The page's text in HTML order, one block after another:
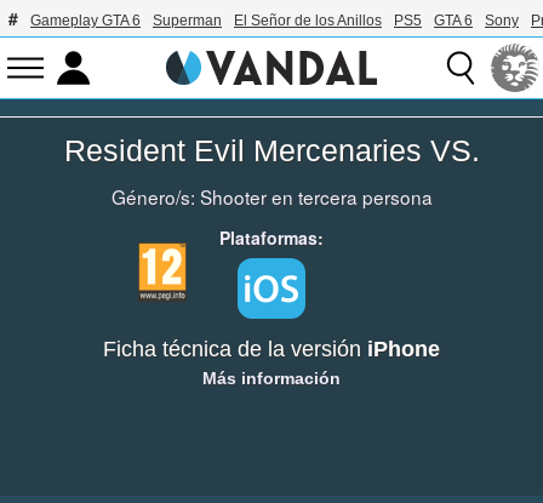
Gameplay GTA 6 Superman El Señor de los Anillos PS5 GTA 6 Sony
Resident Evil Mercenaries VS.
Género/s: Shooter en tercera persona
Plataformas:
Ficha técnica de la versión iPhone
Más información